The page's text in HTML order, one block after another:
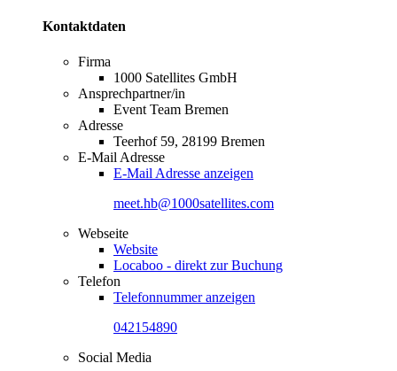
Kontaktdaten
Firma
1000 Satellites GmbH
Ansprechpartner/in
Event Team Bremen
Adresse
Teerhof 59, 28199 Bremen
E-Mail Adresse
E-Mail Adresse anzeigen
meet.hb@1000satellites.com
Webseite
Website
Locaboo - direkt zur Buchung
Telefon
Telefonnummer anzeigen
042154890
Social Media